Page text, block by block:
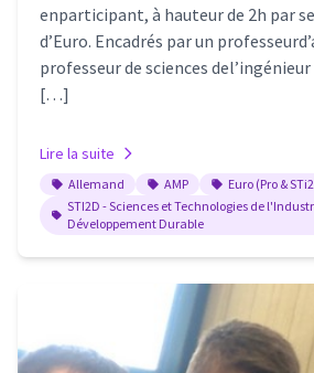
enparticipant, à hauteur de 2h par
d’Euro. Encadrés par un
professeur de sciences
[…]
Lire la suite
Allemand AMP
Euro (Pro &
STI2D - Sciences et Technologies de
Développement Durable